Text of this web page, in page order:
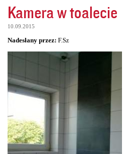
Kamera w toalecie
10.09.2015
Nadesłany przez: F.Sz